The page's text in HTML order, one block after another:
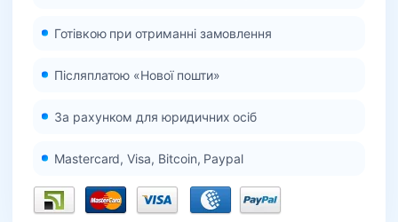
Готівкою при отриманні замовлення
Післяплатою «Нової пошти»
За рахунком для юридичних осіб
Mastercard, Visa, Bitcoin, Paypal